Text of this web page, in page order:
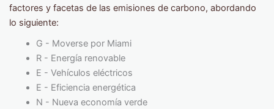
factores y facetas de las emisiones de carbono, abordando
lo siguiente:
G - Moverse por Miami
R - Energía renovable
E - Vehículos eléctricos
E - Eficiencia energética
N - Nueva economía verde